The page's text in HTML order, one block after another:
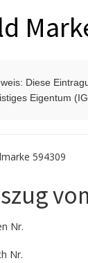
Diese
Eigentum
Nr.
Nr.